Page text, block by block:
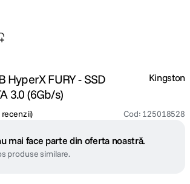
HyperX FURY - SSD
3.0 (6Gb/s)
recenzii) Cod: 125018528
Kingston
mai face parte din oferta noastră.
produse similare.